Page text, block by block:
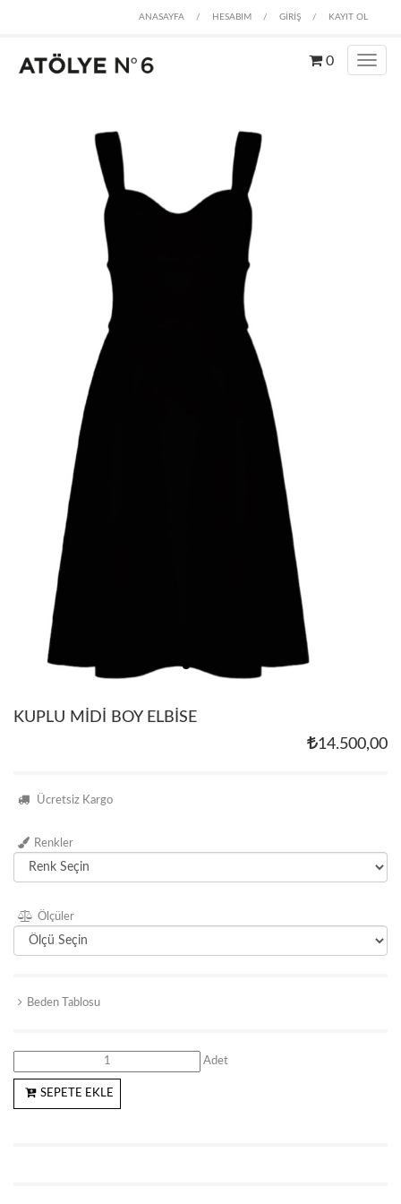
ANASAYFA / HESABIM / GİRİŞ / KAYIT OL
0
KUPLU MİDİ BOY ELBİSE
14.500,00
Ücretsiz Kargo
Renkler
Ölçüler
Beden Tablosu
Adet
SEPETE EKLE